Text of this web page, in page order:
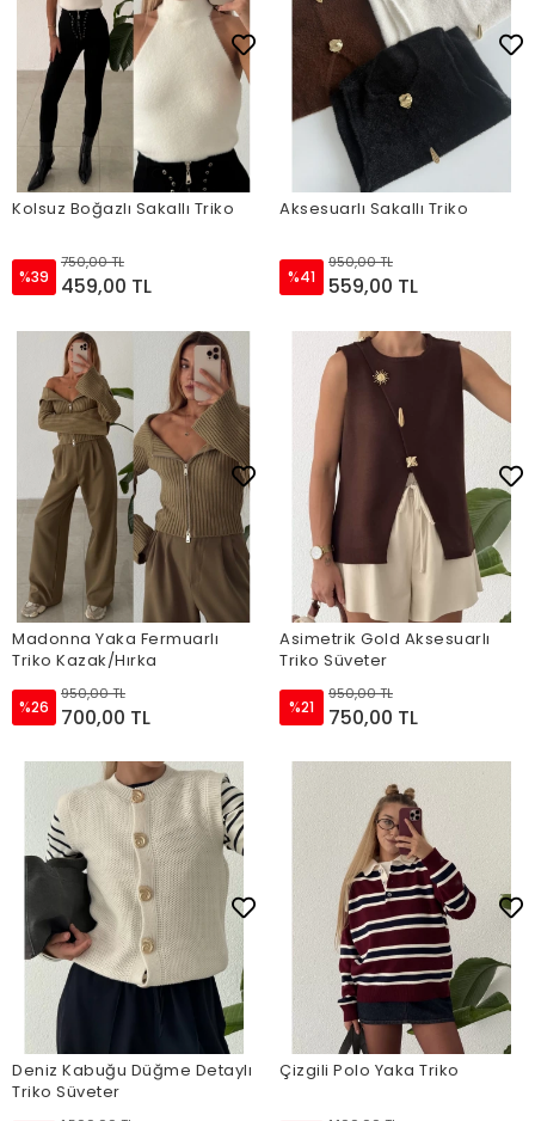
Kolsuz Boğazlı Sakallı Triko
%39
750,00 TL
459,00 TL
Aksesuarlı Sakallı Triko
%41
950,00 TL
559,00 TL
Madonna Yaka Fermuarlı
Triko Kazak/Hırka
%26
950,00 TL
700,00 TL
Asimetrik Gold Aksesuarlı
Triko Süveter
%21
950,00 TL
750,00 TL
Deniz Kabuğu Düğme Detaylı
Triko Süveter
Çizgili Polo Yaka Triko